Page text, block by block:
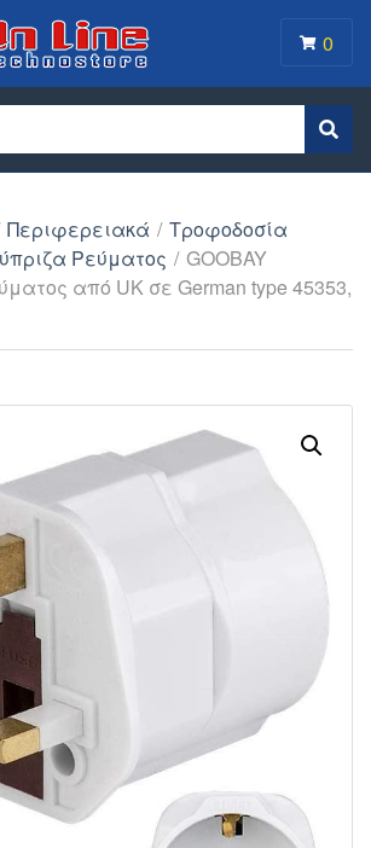
0
Περιφερειακά / Τροφοδοσία
Ρεύματος / GOOBAY
από UK σε German type 45353,